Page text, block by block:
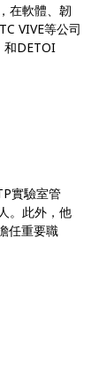
在軟體、韌
VIVE等公司
和DETOI
實驗室管
。此外，他
任重要職